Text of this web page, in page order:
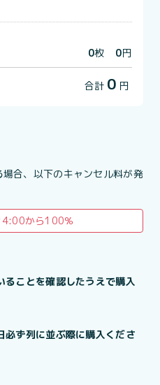
0枚 0円
合計 0 円
合、以下のキャンセル料が発
から100％
ることを確認したうえで購入
必ず列に並ぶ際に購入くださ